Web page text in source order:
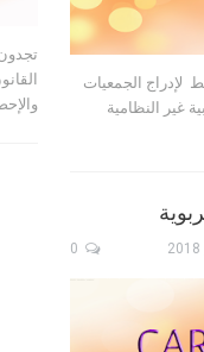
لإدراج الجمعيات
غير النظامية